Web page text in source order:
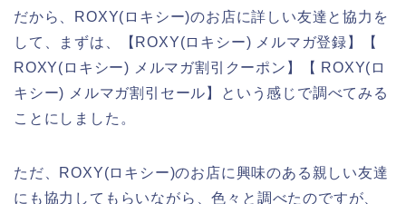
だから、ROXY(ロキシー)のお店に詳しい友達と協力を
して、まずは、【ROXY(ロキシー) メルマガ登録】【
ROXY(ロキシー) メルマガ割引クーポン】【 ROXY(ロ
キシー) メルマガ割引セール】という感じで調べてみる
ことにしました。
ただ、ROXY(ロキシー)のお店に興味のある親しい友達
にも協力してもらいながら、色々と調べたのですが、